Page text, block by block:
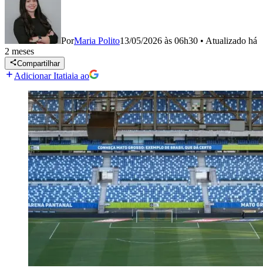
PorMaria Polito13/05/2026 às 06h30 • Atualizado há
2 meses
Compartilhar
Adicionar Itatiaia ao